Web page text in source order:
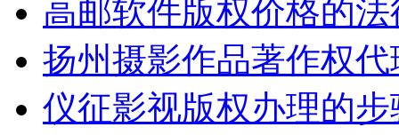
高邮软件版权价格的
扬州摄影作品著作权
仪征影视版权办理的